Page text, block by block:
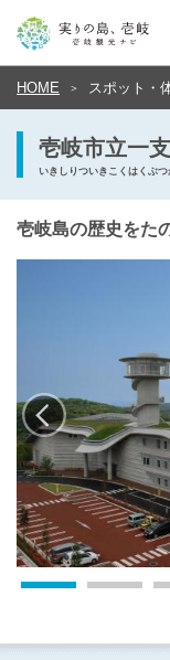
HOME スポット・
壱岐市立一
いきしりついきこくはくぶつ
壱岐島の歴史をた